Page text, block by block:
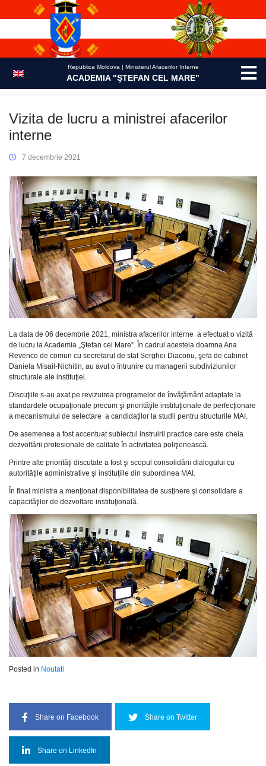
Republica Moldova | Ministerul Afacerilor Interne
ACADEMIA "ŞTEFAN CEL MARE"
Vizita de lucru a ministrei afacerilor
interne
7 decembrie 2021
La data de 06 decembrie 2021, ministra afacerilor interne a efectuat o vizită
de lucru la Academia „Ştefan cel Mare”. În cadrul acesteia doamna Ana
Revenco de comun cu secretarul de stat Serghei Diaconu, şefa de cabinet
Daniela Misail-Nichitin, au avut o întrunire cu managerii subdiviziunilor
structurale ale instituţiei.
Discuţiile s-au axat pe revizuirea programelor de învăţământ adaptate la
standardele ocupaţionale precum şi priorităţile instituţionale de perfecţionare
a mecanismului de selectare a candidaţilor la studii pentru structurile MAI.
De asemenea a fost accentuat subiectul instruirii practice care este cheia
dezvoltării profesionale de calitate în activitatea poliţienească.
Printre alte priorităţi discutate a fost şi scopul consolidării dialogului cu
autorităţile administrative şi instituţiile din subordinea MAI.
În final ministra a menţionat disponibilitatea de susţinere şi consolidare a
capacităţilor de dezvoltare instituţională.
Posted in Noutati
Share on Facebook Share on Twitter
Share on LinkedIn